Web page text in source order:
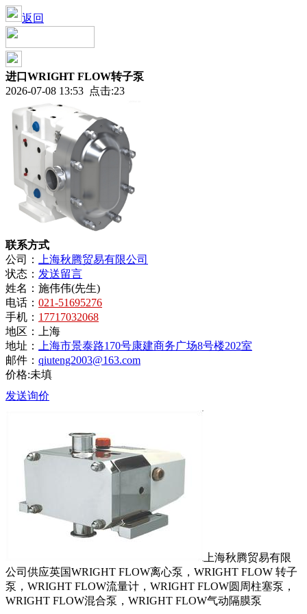
返回
进口WRIGHT FLOW转子泵
2026-07-08 13:53 点击:23
联系方式
公司：
上海秋腾贸易有限公司
状态： 发送留言
姓名： 施伟伟(先生)
电话： 021-51695276
手机： 17717032068
地区：
上海
地址：
上海市景泰路170号康建商务广场8号楼202室
邮件： qiuteng2003@163.com
价格:未填
发送询价
上海秋腾贸易有限
公司供应英国WRIGHT FLOW离心泵，WRIGHT FLOW 转子
泵，WRIGHT FLOW流量计，WRIGHT FLOW圆周柱塞泵，
WRIGHT FLOW混合泵，WRIGHT FLOW气动隔膜泵